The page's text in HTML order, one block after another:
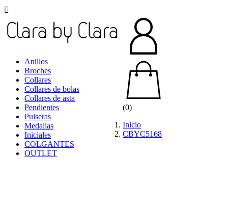

Anillos
Broches
Collares
Collares de bolas
Collares de asta
Pendientes
Pulseras
Medallas
Iniciales
COLGANTES
OUTLET
(0)
Inicio
CBYC5168